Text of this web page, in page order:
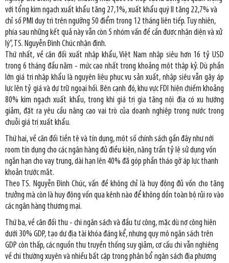
với tổng kim ngạch xuất khẩu tăng 27,1%, xuất khẩu quý II tăng 22,7% và
chỉ số PMI duy trì trên ngưỡng 50 điểm trong 12 tháng liên tiếp. Tuy nhiên,
phía sau những kết quả này vẫn còn 5 nhóm vấn đề cần được nhận diện và xử
lý”, TS. Nguyễn Đình Chúc nhận định.
Thứ nhất, về cân đối xuất nhập khẩu, Việt Nam nhập siêu hơn 16 tỷ USD
trong 6 tháng đầu năm - mức cao nhất trong khoảng một thập kỷ. Dù phần
lớn giá trị nhập khẩu là nguyên liệu phục vụ sản xuất, nhập siêu vẫn gây áp
lực lên tỷ giá và dự trữ ngoại hối. Bên cạnh đó, khu vực FDI hiện chiếm khoảng
80% kim ngạch xuất khẩu, trong khi giá trị gia tăng nội địa có xu hướng
giảm, đặt ra yêu cầu nâng cao vai trò của doanh nghiệp trong nước trong
chuỗi giá trị xuất khẩu.
Thứ hai, về cân đối tiền tệ và tín dụng, một số chính sách gần đây như nới
room tín dụng cho các ngân hàng đủ điều kiện, nâng trần tỷ lệ sử dụng vốn
ngắn hạn cho vay trung, dài hạn lên 40% đã góp phần tháo gỡ áp lực thanh
khoản trước mắt.
Theo TS. Nguyễn Đình Chúc, vấn đề không chỉ là huy động đủ vốn cho tăng
trưởng mà còn là huy động vốn qua kênh nào để không dồn toàn bộ rủi ro vào
các ngân hàng thương mại.
Thứ ba, về cân đối thu - chi ngân sách và đầu tư công, mặc dù nợ công hiện
dưới 30% GDP, tạo dư địa tài khóa đáng kể, nhưng quy mô ngân sách trên
GDP còn thấp, các nguồn thu truyền thống suy giảm, cơ cấu chi vẫn nghiêng
về chi thường xuyên và nhiều bất cập trong phân bổ ngân sách địa phương